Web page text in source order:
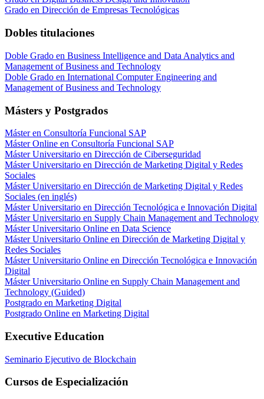
Grado en Dirección de Empresas Tecnológicas
Dobles titulaciones
Doble Grado en Business Intelligence and Data Analytics and
Management of Business and Technology
Doble Grado en International Computer Engineering and
Management of Business and Technology
Másters y Postgrados
Máster en Consultoría Funcional SAP
Máster Online en Consultoría Funcional SAP
Máster Universitario en Dirección de Ciberseguridad
Máster Universitario en Dirección de Marketing Digital y Redes
Sociales
Máster Universitario en Dirección de Marketing Digital y Redes
Sociales (en inglés)
Máster Universitario en Dirección Tecnológica e Innovación Digital
Máster Universitario en Supply Chain Management and Technology
Máster Universitario Online en Data Science
Máster Universitario Online en Dirección de Marketing Digital y
Redes Sociales
Máster Universitario Online en Dirección Tecnológica e Innovación
Digital
Máster Universitario Online en Supply Chain Management and
Technology (Guided)
Postgrado en Marketing Digital
Postgrado Online en Marketing Digital
Executive Education
Seminario Ejecutivo de Blockchain
Cursos de Especialización